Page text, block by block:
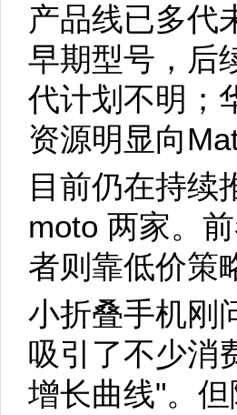
产品线已多代
早期型号，后
代计划不明；
资源明显向
目前仍在持续
moto 两家。
者则靠低价策
小折叠手机刚
吸引了不少消
增长曲线"。